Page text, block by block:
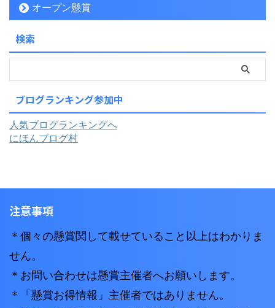
オープン懸賞
検索
ブログランキング参加中
人気ブログランキングへ
にほんブログ村
注意事項
＊個々の懸賞関して載せていること以上はわかりま
せん。
＊お問い合わせは懸賞主催者へお願いします。
＊「懸賞お得情報」主催者ではありません。